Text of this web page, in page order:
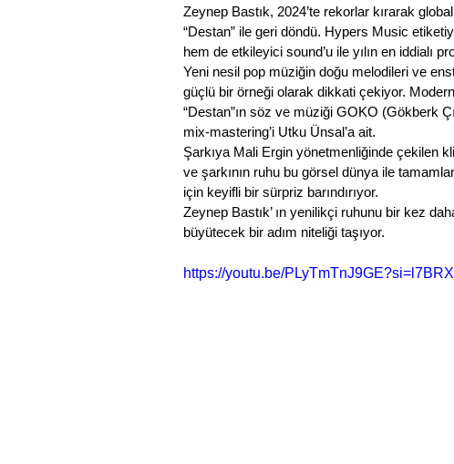
Zeynep Bastık, 2024’te rekorlar kırarak
“Destan” ile geri döndü. Hypers Music
hem de etkileyici sound’u ile yılın en iddialı
Yeni nesil pop müziğin doğu melodileri ve
güçlü bir örneği olarak dikkati çekiyor.
“Destan”ın söz ve müziği GOKO (Gökberk
mix-mastering’i Utku Ünsal’a ait.
Şarkıya Mali Ergin yönetmenliğinde çekilen
ve şarkının ruhu bu görsel dünya ile
için keyifli bir sürpriz barındırıyor.
Zeynep Bastık’ ın yenilikçi ruhunu bir kez
büyütecek bir adım niteliği taşıyor.
https://youtu.be/